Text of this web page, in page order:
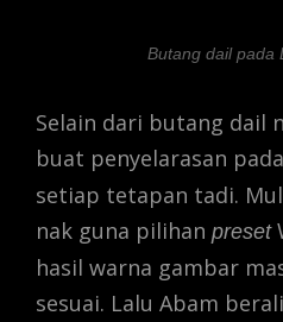
Butang dail pada
Selain dari butang dail
buat penyelarasan pada
setiap tetapan tadi.
nak guna pilihan preset
hasil warna gambar
sesuai. Lalu Abam